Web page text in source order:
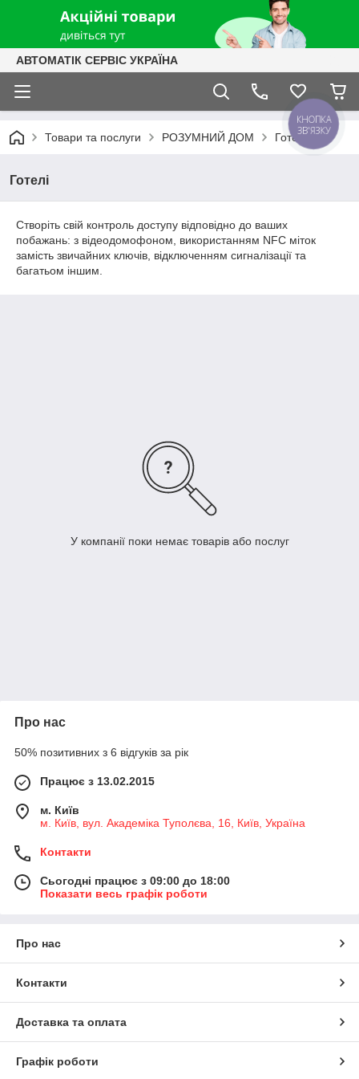
АВТОМАТІК СЕРВІС УКРАЇНА
Товари та послуги РОЗУМНИЙ ДОМ Готелі
Готелі
Створіть свій контроль доступу відповідно до ваших
побажань: з відеодомофоном, використанням NFC міток
замість звичайних ключів, відключенням сигналізації та
багатьом іншим.
У компанії поки немає товарів або послуг
Про нас
50% позитивних з 6 відгуків за рік
Працює з 13.02.2015
м. Київ
м. Київ, вул. Академіка Туполєва, 16, Київ, Україна
Контакти
Сьогодні працює з 09:00 до 18:00
Показати весь графік роботи
Про нас
Контакти
Доставка та оплата
Графік роботи
КНОПКА
ЗВ'ЯЗКУ